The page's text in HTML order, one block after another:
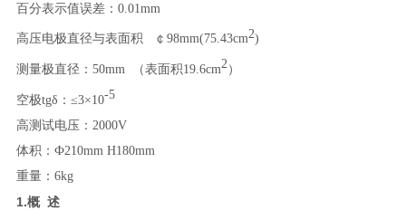
百分表示值误差：0.01mm
高压电极直径与表面积 ￠98mm(75.43cm2)
测量极直径：50mm （表面积19.6cm2）
空极tgδ：≤3×10-5
高测试电压：2000V
体积：Ф210mm H180mm
重量：6kg
1.概 述